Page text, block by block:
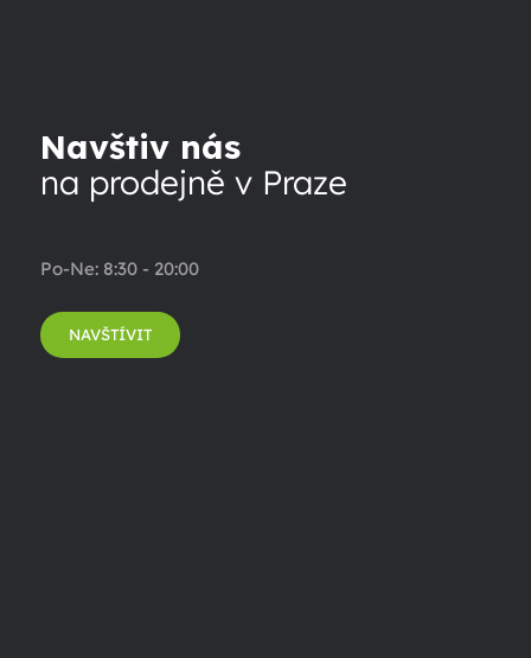
Navštiv nás
na prodejně v Praze
Po-Ne: 8:30 - 20:00
NAVŠTÍVIT